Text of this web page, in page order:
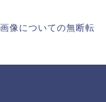
像についての無断転